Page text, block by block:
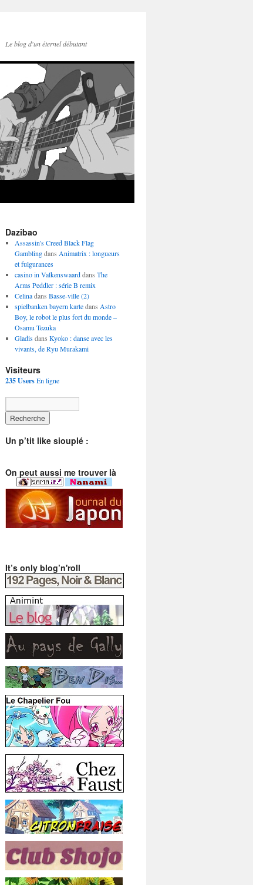
Le blog d'un éternel débutant
Dazibao
Assassin's Creed Black Flag
Gamblingdans Animatrix : longueurs
et fulgurances
casino in Valkenswaarddans The
Arms Peddler : série B remix
Celinadans Basse-ville (2)
spielbanken bayern kartedans Astro
Boy, le robot le plus fort du monde –
Osamu Tezuka
Gladisdans Kyoko : danse avec les
vivants, de Ryu Murakami
Visiteurs
235 UsersEn ligne
Un p’tit like siouplé :
On peut aussi me trouver là
It’s only blog’n'roll